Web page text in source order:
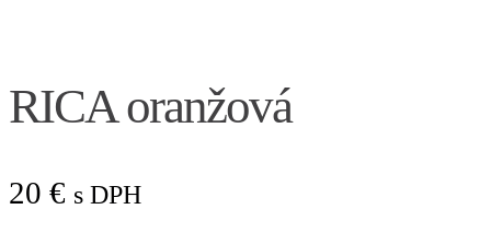
RICA oranžová
20 € s DPH